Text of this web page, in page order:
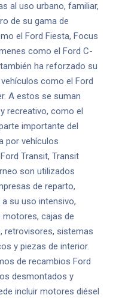
al uso urbano, familiar,
de su gama de
el Ford Fiesta, Focus
como el Ford C-
ha reforzado su
como el Ford
A estos se suman
recreativo, como el
importante del
por vehículos
Transit, Transit
son utilizados
de reparto,
su uso intensivo,
motores, cajas de
retrovisores, sistemas
y piezas de interior.
de recambios Ford
desmontados y
incluir motores diésel